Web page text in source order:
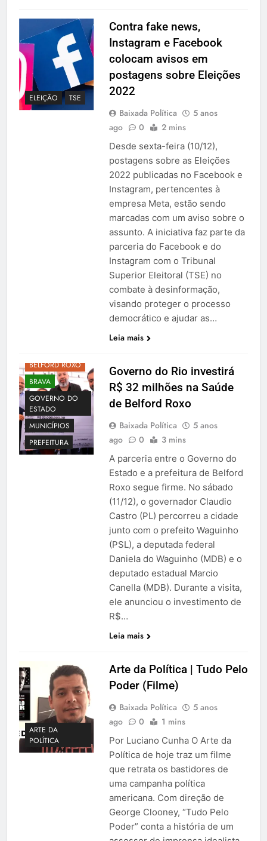
ELEIÇÃO TSE
Contra fake news,
Instagram e Facebook
colocam avisos em
postagens sobre Eleições
2022
Baixada Política
5 anos
ago
0 2 mins
Desde sexta-feira (10/12),
postagens sobre as Eleições
2022 publicadas no Facebook e
Instagram, pertencentes à
empresa Meta, estão sendo
marcadas com um aviso sobre o
assunto. A iniciativa faz parte da
parceria do Facebook e do
Instagram com o Tribunal
Superior Eleitoral (TSE) no
combate à desinformação,
visando proteger o processo
democrático e ajudar as…
Leia mais
BELFORD ROXO
BRAVA
GOVERNO DO
ESTADO
MUNICÍPIOS
PREFEITURA
Governo do Rio investirá
R$ 32 milhões na Saúde
de Belford Roxo
Baixada Política
5 anos
ago
0 3 mins
A parceria entre o Governo do
Estado e a prefeitura de Belford
Roxo segue firme. No sábado
(11/12), o governador Claudio
Castro (PL) percorreu a cidade
junto com o prefeito Waguinho
(PSL), a deputada federal
Daniela do Waguinho (MDB) e o
deputado estadual Marcio
Canella (MDB). Durante a visita,
ele anunciou o investimento de
R$…
Leia mais
ARTE DA
POLÍTICA
Arte da Política | Tudo Pelo
Poder (Filme)
Baixada Política
5 anos
ago
0 1 mins
Por Luciano Cunha O Arte da
Política de hoje traz um filme
que retrata os bastidores de
uma campanha política
americana. Com direção de
George Clooney, “Tudo Pelo
Poder” conta a história de um